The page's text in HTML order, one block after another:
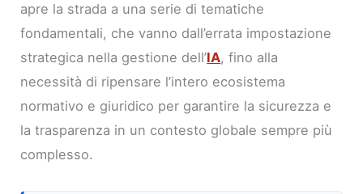
apre la strada a una serie di tematiche
fondamentali, che vanno dall’errata impostazione
strategica nella gestione dell’IA, fino alla
necessità di ripensare l’intero ecosistema
normativo e giuridico per garantire la sicurezza e
la trasparenza in un contesto globale sempre più
complesso.